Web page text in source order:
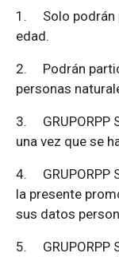
1. Solo
edad.
2. Podrán
personas
3.
una vez que se
4.
la presente
sus datos
5.